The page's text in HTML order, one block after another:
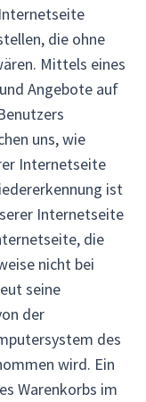
die ohne
Mittels eines
Angebote auf
uns, wie
Internetseite
ist
Internetseite
die
nicht bei
seine
der
des
wird. Ein
Warenkorbs im